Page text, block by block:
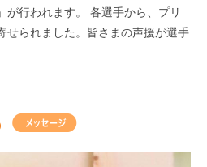
が行われます。 各選手から、プリ
せられました。皆さまの声援が選手